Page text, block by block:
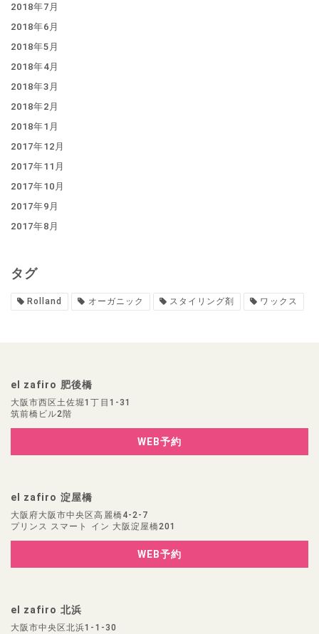
2018年7月
2018年6月
2018年5月
2018年4月
2018年3月
2018年2月
2018年1月
2017年12月
2017年11月
2017年10月
2017年9月
2017年8月
タグ
Rolland オーガニック スタイリング剤 ワックス
el zafiro 肥後橋
大阪市西区土佐堀1丁目1-31
筑前橋ビル2階
WEB予約
el zafiro 淀屋橋
大阪府大阪市中央区高麗橋4-2-7
プリンス スマート イン 大阪淀屋橋201
WEB予約
el zafiro 北浜
大阪市中央区北浜1-1-30